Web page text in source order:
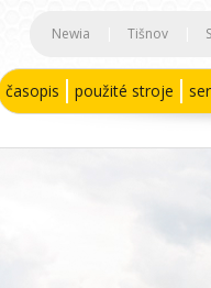
Newia Tišnov
časopis použité stroje